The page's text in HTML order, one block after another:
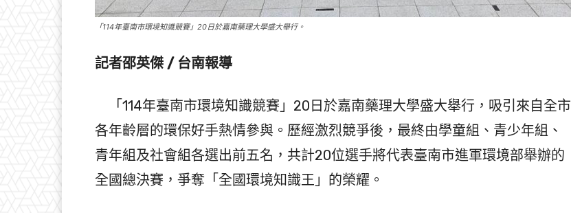
「114年臺南市環境知識競賽」20日於嘉南藥理大學盛大舉行。
記者邵英傑 / 台南報導
「114年臺南市環境知識競賽」20日於嘉南藥理大學盛大舉行，吸引來自全市
各年齡層的環保好手熱情參與。歷經激烈競爭後，最終由學童組、青少年組、
青年組及社會組各選出前五名，共計20位選手將代表臺南市進軍環境部舉辦的
全國總決賽，爭奪「全國環境知識王」的榮耀。